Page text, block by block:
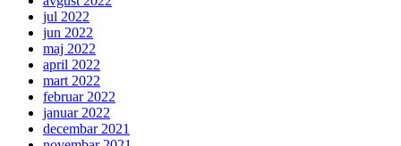
jul 2022
jun 2022
maj 2022
april 2022
mart 2022
februar 2022
januar 2022
decembar 2021